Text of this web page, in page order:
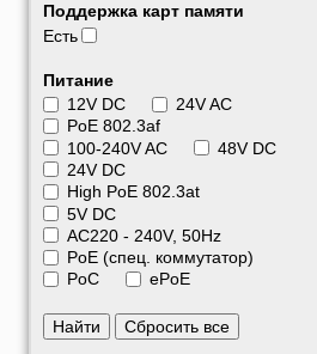
Поддержка карт памяти
Есть
Питание
12V DC
24V AC
PoE 802.3af
100-240V AC
48V DC
24V DC
High PoE 802.3at
5V DC
АС220 - 240V, 50Hz
PoE (спец. коммутатор)
PoC
ePoE
Найти Сбросить все